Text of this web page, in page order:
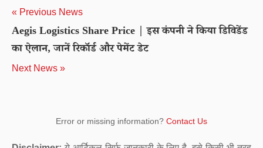
« Previous News
Aegis Logistics Share Price | इस कंपनी ने किया डिविडेंड
का ऐलान, जानें रिकॉर्ड और पेमेंट डेट
Next News »
Error or missing information? Contact Us